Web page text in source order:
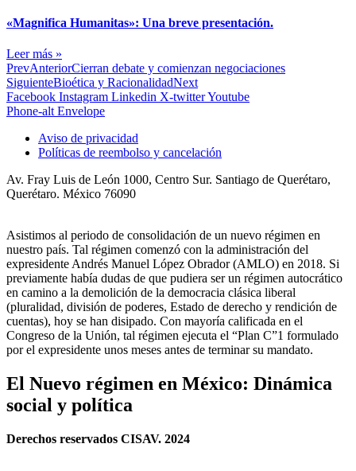
«Magnifica Humanitas»: Una breve presentación.
Leer más »
PrevAnteriorCierran debate y comienzan negociaciones
SiguienteBioética y RacionalidadNext
Facebook Instagram Linkedin X-twitterYoutube
Phone-alt Envelope
Aviso de privacidad
Políticas de reembolso y cancelación
Av. Fray Luis de León 1000, Centro Sur. Santiago de Querétaro,
Querétaro. México 76090
Asistimos al periodo de consolidación de un nuevo régimen en
nuestro país. Tal régimen comenzó con la administración del
expresidente Andrés Manuel López Obrador (AMLO) en 2018. Si
previamente había dudas de que pudiera ser un régimen autocrático
en camino a la demolición de la democracia clásica liberal
(pluralidad, división de poderes, Estado de derecho y rendición de
cuentas), hoy se han disipado. Con mayoría calificada en el
Congreso de la Unión, tal régimen ejecuta el “Plan C”1 formulado
por el expresidente unos meses antes de terminar su mandato.
El Nuevo régimen en México: Dinámica
social y política
Derechos reservados CISAV. 2024